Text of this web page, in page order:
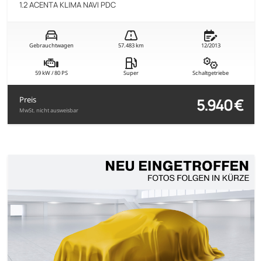
1.2 ACENTA KLIMA NAVI PDC
Gebrauchtwagen 57.483 km 12/2013
59 kW / 80 PS Super Schaltgetriebe
Preis
MwSt. nicht ausweisbar 5.940 €